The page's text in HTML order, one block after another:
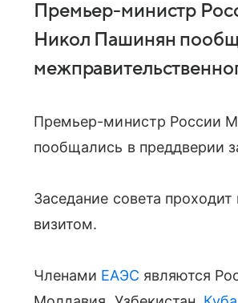
Премьер-министр
Никол Пашинян
Премьер-министр России
пообщались в преддверии
Заседание совета
визитом.
Членами ЕАЭС являются